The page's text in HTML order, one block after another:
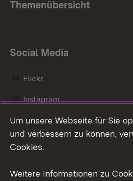
Themenübersicht
Social Media
Flickr
Instagram
Social Wall
Um unsere Webseite für Sie
und verbessern zu können,
Cookies.
Weitere Informationen zu